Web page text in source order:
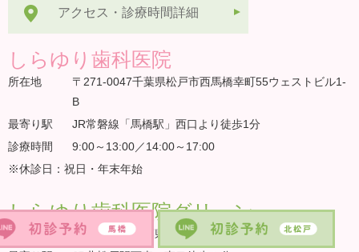
アクセス・診療時間詳細
しらゆり歯科医院
所在地
〒271-0047千葉県松戸市西馬橋幸町55ウェストビル1-
B
最寄り駅
JR常磐線「馬橋駅」西口より徒歩1分
診療時間
9:00～13:00／14:00～17:00
※休診日：祝日・年末年始
しらゆり歯科医院グリーン
所在地
〒271-0064千葉県松戸市上本郷904-1